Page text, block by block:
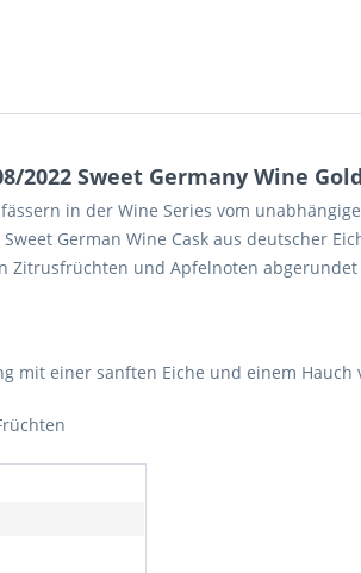
Sweet Germany Wine
in der Wine Series vom
German Wine Cask aus deutscher
Zitrusfrüchten und Apfelnoten
mit einer sanften Eiche und einem Hauch